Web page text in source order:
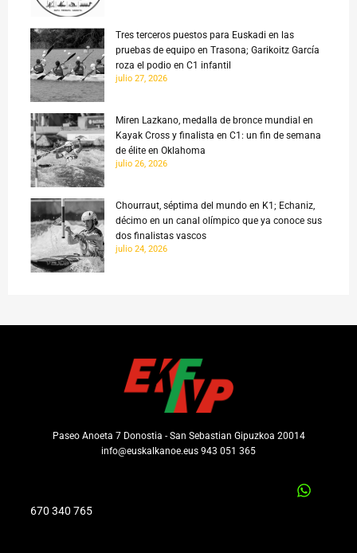
Tres terceros puestos para Euskadi en las
pruebas de equipo en Trasona; Garikoitz García
roza el podio en C1 infantil
julio 27, 2026
Miren Lazkano, medalla de bronce mundial en
Kayak Cross y finalista en C1: un fin de semana
de élite en Oklahoma
julio 26, 2026
Chourraut, séptima del mundo en K1; Echaniz,
décimo en un canal olímpico que ya conoce sus
dos finalistas vascos
julio 24, 2026
Paseo Anoeta 7 Donostia - San Sebastian Gipuzkoa 20014
info@euskalkanoe.eus 943 051 365
670 340 765